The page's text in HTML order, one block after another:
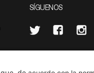
SÍGUENOS